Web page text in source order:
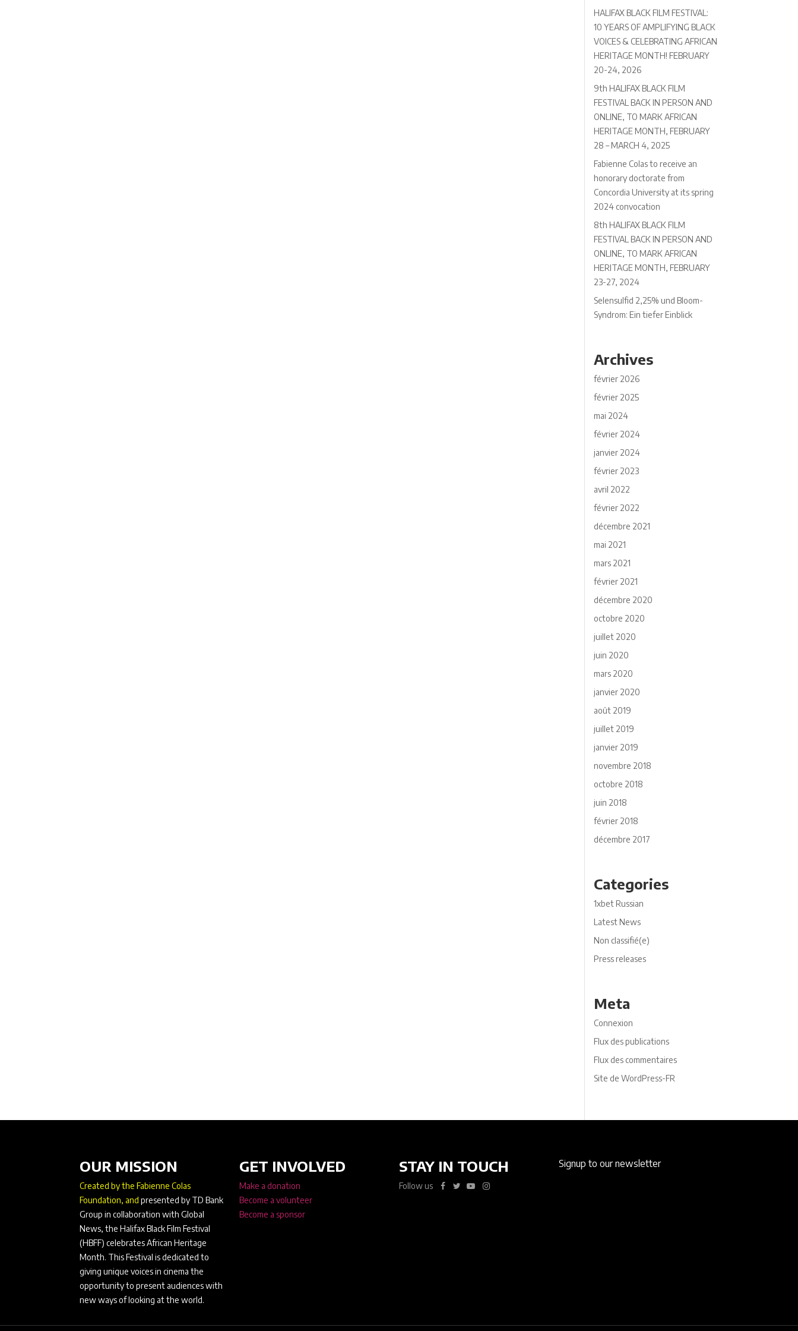
HALIFAX BLACK FILM FESTIVAL:
10 YEARS OF AMPLIFYING BLACK
VOICES & CELEBRATING AFRICAN
HERITAGE MONTH! FEBRUARY
20-24, 2026
9th HALIFAX BLACK FILM
FESTIVAL BACK IN PERSON AND
ONLINE, TO MARK AFRICAN
HERITAGE MONTH, FEBRUARY
28 – MARCH 4, 2025
Fabienne Colas to receive an
honorary doctorate from
Concordia University at its spring
2024 convocation
8th HALIFAX BLACK FILM
FESTIVAL BACK IN PERSON AND
ONLINE, TO MARK AFRICAN
HERITAGE MONTH, FEBRUARY
23-27, 2024
Selensulfid 2,25% und Bloom-
Syndrom: Ein tiefer Einblick
Archives
février 2026
février 2025
mai 2024
février 2024
janvier 2024
février 2023
avril 2022
février 2022
décembre 2021
mai 2021
mars 2021
février 2021
décembre 2020
octobre 2020
juillet 2020
juin 2020
mars 2020
janvier 2020
août 2019
juillet 2019
janvier 2019
novembre 2018
octobre 2018
juin 2018
février 2018
décembre 2017
Categories
1xbet Russian
Latest News
Non classifié(e)
Press releases
Meta
Connexion
Flux des publications
Flux des commentaires
Site de WordPress-FR
OUR MISSION
Created by the Fabienne Colas
Foundation, and presented by TD Bank
Group in collaboration with Global
News, the Halifax Black Film Festival
(HBFF) celebrates African Heritage
Month. This Festival is dedicated to
giving unique voices in cinema the
opportunity to present audiences with
new ways of looking at the world.
GET INVOLVED
Make a donation
Become a volunteer
Become a sponsor
STAY IN TOUCH
Follow us
Signup to our newsletter